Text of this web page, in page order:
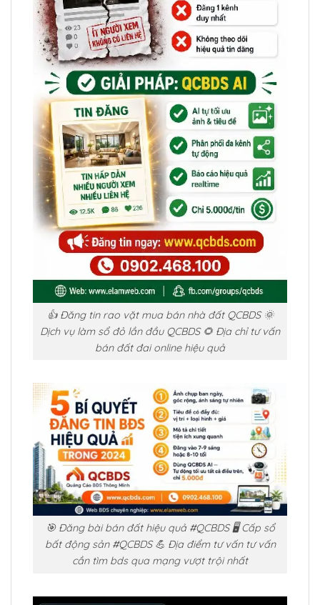
👍 Đăng tin rao vặt mua bán nhà đất QCBDS 🌞
Dịch vụ làm sổ đỏ lần đầu QCBDS 🌻 Địa chỉ tư vấn
bán đất đai online hiệu quả
🎯 Đăng bài bán đất hiệu quả #QCBDS 🖥️ Cấp sổ
bất động sản #QCBDS 💪 Địa điểm tư vấn tư vấn
cần tìm bds qua mạng vượt trội nhất